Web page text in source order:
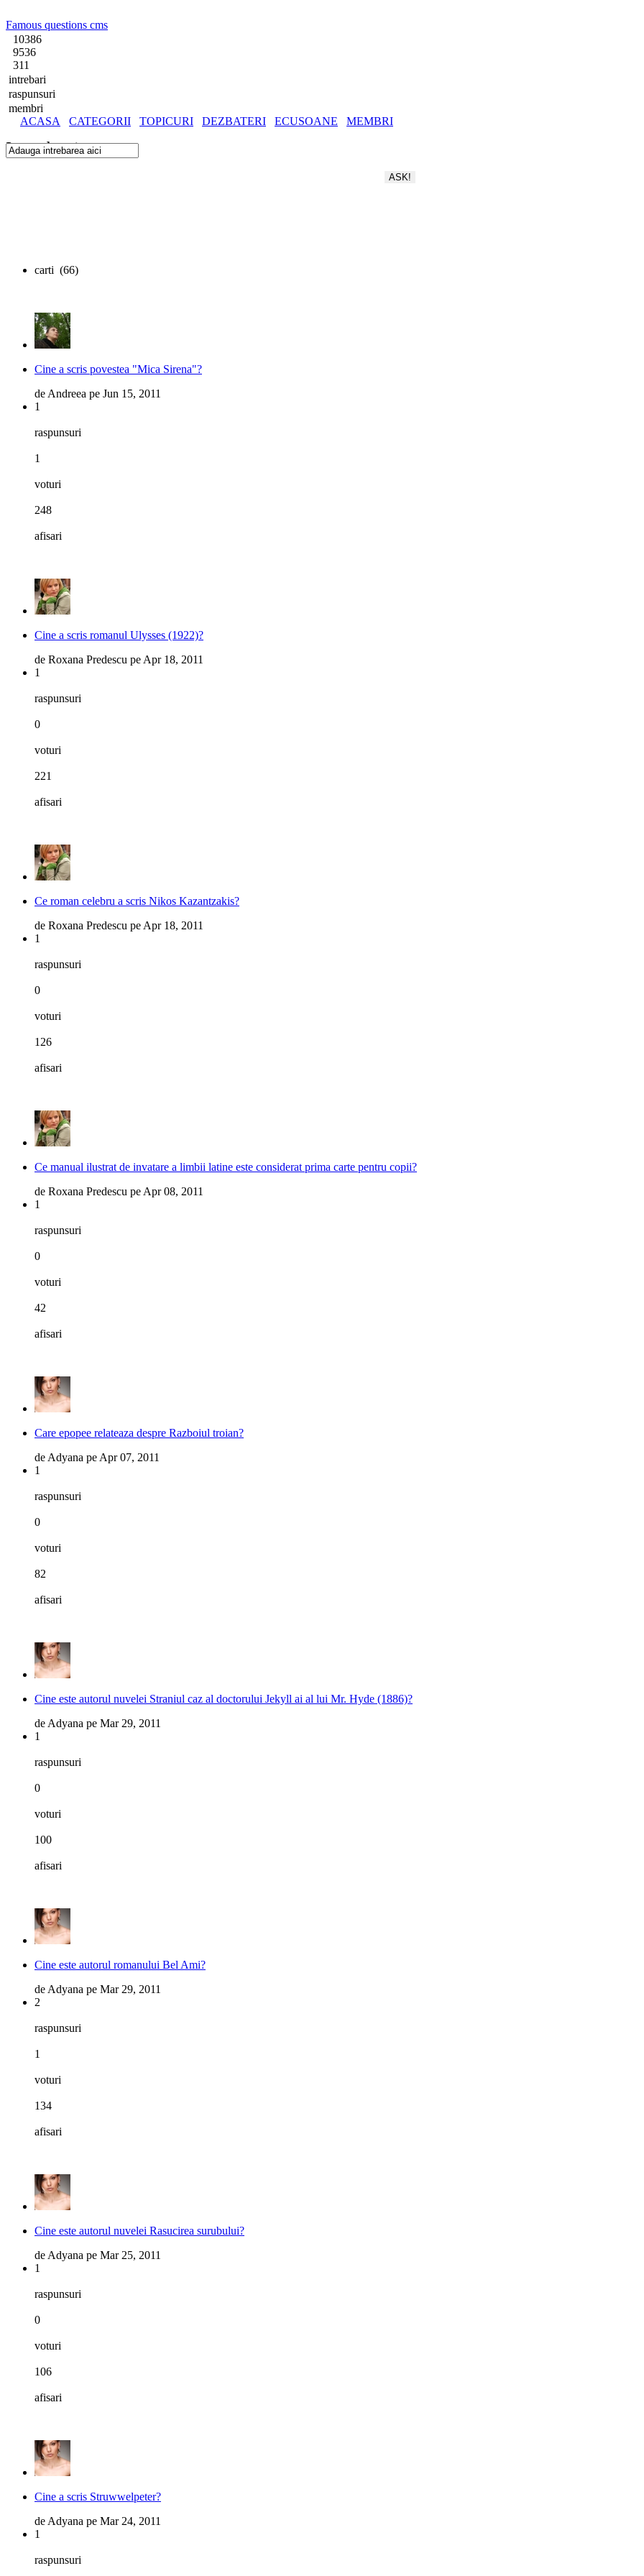
Famous questions cms
10386
9536
311
intrebari
raspunsuri
membri
ACASA CATEGORII TOPICURI DEZBATERI ECUSOANE MEMBRI
Intreaba si tu
carti (66)
Cine a scris povestea "Mica Sirena"?
de Andreea pe Jun 15, 2011
1
raspunsuri
1
voturi
248
afisari
Cine a scris romanul Ulysses (1922)?
de Roxana Predescu pe Apr 18, 2011
1
raspunsuri
0
voturi
221
afisari
Ce roman celebru a scris Nikos Kazantzakis?
de Roxana Predescu pe Apr 18, 2011
1
raspunsuri
0
voturi
126
afisari
Ce manual ilustrat de invatare a limbii latine este considerat prima carte pentru copii?
de Roxana Predescu pe Apr 08, 2011
1
raspunsuri
0
voturi
42
afisari
Care epopee relateaza despre Razboiul troian?
de Adyana pe Apr 07, 2011
1
raspunsuri
0
voturi
82
afisari
Cine este autorul nuvelei Straniul caz al doctorului Jekyll ai al lui Mr. Hyde (1886)?
de Adyana pe Mar 29, 2011
1
raspunsuri
0
voturi
100
afisari
Cine este autorul romanului Bel Ami?
de Adyana pe Mar 29, 2011
2
raspunsuri
1
voturi
134
afisari
Cine este autorul nuvelei Rasucirea surubului?
de Adyana pe Mar 25, 2011
1
raspunsuri
0
voturi
106
afisari
Cine a scris Struwwelpeter?
de Adyana pe Mar 24, 2011
1
raspunsuri